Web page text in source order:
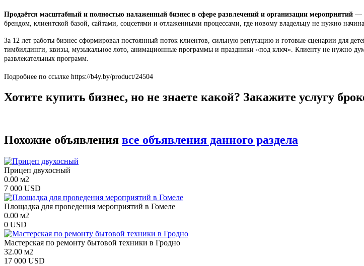
Продаётся масштабный и полностью налаженный бизнес в сфере развлечений и организации мероприятий —
брендом, клиентской базой, сайтами, соцсетями и отлаженными процессами, где новому владельцу не нужно
За 12 лет работы бизнес сформировал постоянный поток клиентов, сильную репутацию и готовые сценарии для
тимбилдинги, квизы, музыкальное лото, анимационные программы и праздники «под ключ». Клиенту не нужно
развлекательных программ.
Подробнее по ссылке https://b4y.by/product/24504
Хотите купить бизнес, но не знаете какой? Закажите услугу
Похожие объявления все объявления данного раздела
Прицеп двухосный
0.00 м2
7 000 USD
Площадка для проведения мероприятий в Гомеле
0.00 м2
0 USD
Мастерская по ремонту бытовой техники в Гродно
32.00 м2
17 000 USD